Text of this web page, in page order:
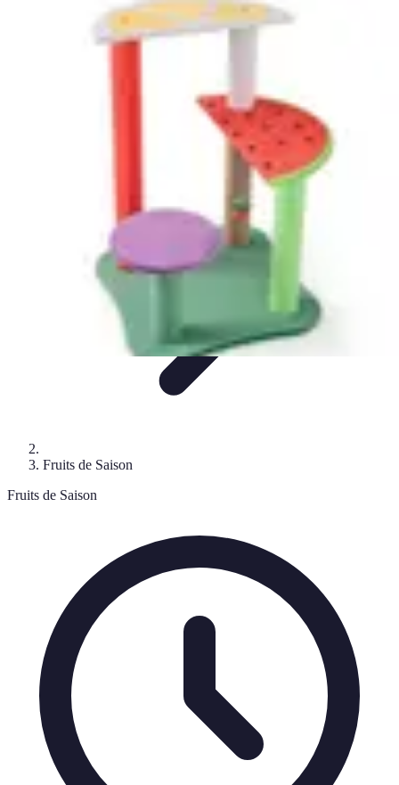
Alimentation saineArticles Mensuels
Fruits de Saison
Fruits de Saison